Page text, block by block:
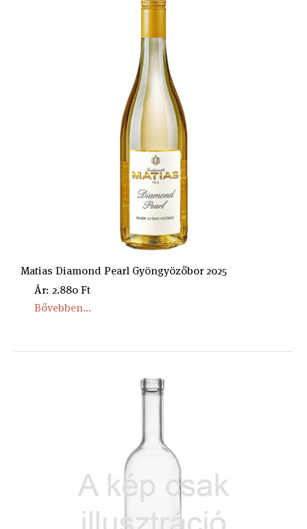
Matias Diamond Pearl Gyöngyözőbor 2025
Ár: 2.880 Ft
Bővebben...